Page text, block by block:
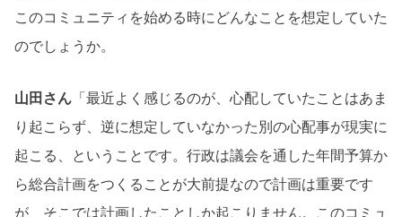
このコミュニティを始める時にどんなことを想定していた
のでしょうか。
山田さん 「最近よく感じるのが、心配していたことはあま
り起こらず、逆に想定していなかった別の心配事が現実に
起こる、ということです。行政は議会を通した年間予算か
ら総合計画をつくることが大前提なので計画は重要です
が、そこでは計画したことしか起こりません。このコミュ